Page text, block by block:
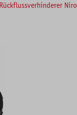
Niro